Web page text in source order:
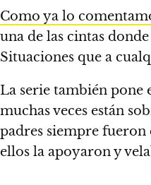
Como ya lo
una de las cintas donde
Situaciones que a
La serie también pone
muchas veces están
padres siempre fueron
ellos la apoyaron y